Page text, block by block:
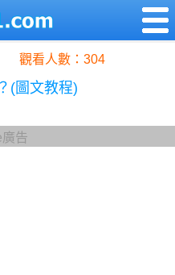
觀看人數：304
(圖文教程)
告